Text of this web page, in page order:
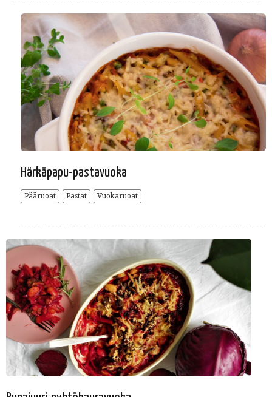
Härkäpapu-pastavuoka
Pääruoat Pastat Vuokaruoat